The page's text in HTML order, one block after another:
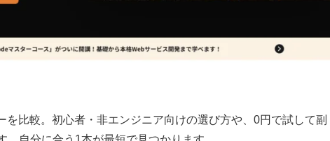
比較。初心者・非エンジニア向けの選び方や、0円で試して副